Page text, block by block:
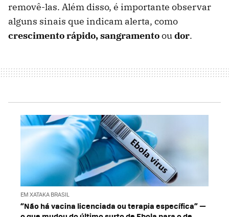
removê-las. Além disso, é importante observar
alguns sinais que indicam alerta, como
crescimento rápido, sangramentooudor.
EM XATAKA BRASIL
“Não há vacina licenciada ou terapia específica” —